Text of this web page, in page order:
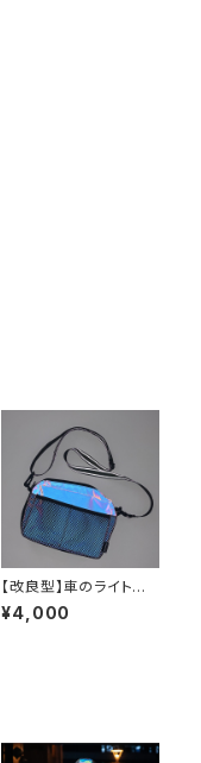
【改良型】車のライトで
光る！FUTUREサコッシ
ュバッグ横型
¥4,000